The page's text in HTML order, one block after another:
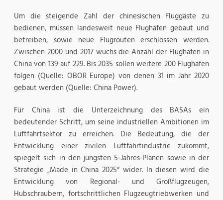
Um die steigende Zahl der chinesischen Fluggäste zu
bedienen, müssen landesweit neue Flughäfen gebaut und
betreiben, sowie neue Flugrouten erschlossen werden.
Zwischen 2000 und 2017 wuchs die Anzahl der Flughäfen in
China von 139 auf 229. Bis 2035 sollen weitere 200 Flughäfen
folgen (Quelle: OBOR Europe) von denen 31 im Jahr 2020
gebaut werden (Quelle: China Power).
Für China ist die Unterzeichnung des BASAs ein
bedeutender Schritt, um seine industriellen Ambitionen im
Luftfahrtsektor zu erreichen. Die Bedeutung, die der
Entwicklung einer zivilen Luftfahrtindustrie zukommt,
spiegelt sich in den jüngsten 5-Jahres-Plänen sowie in der
Strategie „Made in China 2025“ wider. In diesen wird die
Entwicklung von Regional- und Großflugzeugen,
Hubschraubern, fortschrittlichen Flugzeugtriebwerken und